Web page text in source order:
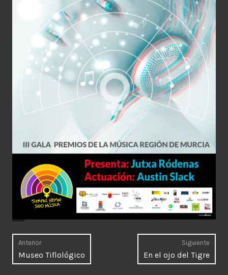
Navegación
de
Anterior
Entrada
anterior:
Museo Tiflológico
Siguiente
En el ojo del Tigre